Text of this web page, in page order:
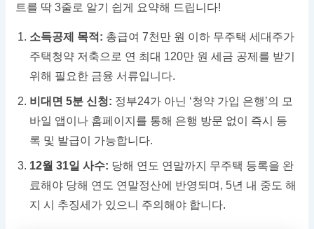
트를 딱 3줄로 알기 쉽게 요약해 드립니다!
소득공제 목적: 총급여 7천만 원 이하 무주택 세대주가
주택청약 저축으로 연 최대 120만 원 세금 공제를 받기
위해 필요한 금융 서류입니다.
비대면 5분 신청: 정부24가 아닌 ‘청약 가입 은행’의 모
바일 앱이나 홈페이지를 통해 은행 방문 없이 즉시 등
록 및 발급이 가능합니다.
12월 31일 사수: 당해 연도 연말까지 무주택 등록을 완
료해야 당해 연도 연말정산에 반영되며, 5년 내 중도 해
지 시 추징세가 있으니 주의해야 합니다.